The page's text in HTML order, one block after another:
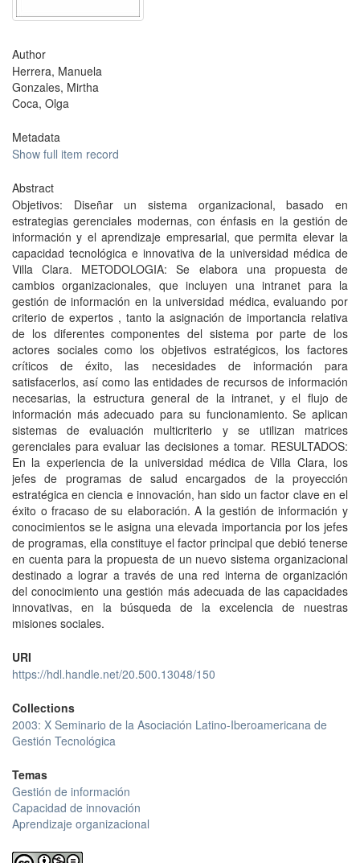
Author
Herrera, Manuela
Gonzales, Mirtha
Coca, Olga
Metadata
Show full item record
Abstract
Objetivos: Diseñar un sistema organizacional, basado en
estrategias gerenciales modernas, con énfasis en la gestión de
información y el aprendizaje empresarial, que permita elevar la
capacidad tecnológica e innovativa de la universidad médica de
Villa Clara. METODOLOGIA: Se elabora una propuesta de
cambios organizacionales, que incluyen una intranet para la
gestión de información en la universidad médica, evaluando por
criterio de expertos , tanto la asignación de importancia relativa
de los diferentes componentes del sistema por parte de los
actores sociales como los objetivos estratégicos, los factores
críticos de éxito, las necesidades de información para
satisfacerlos, así como las entidades de recursos de información
necesarias, la estructura general de la intranet, y el flujo de
información más adecuado para su funcionamiento. Se aplican
sistemas de evaluación multicriterio y se utilizan matrices
gerenciales para evaluar las decisiones a tomar. RESULTADOS:
En la experiencia de la universidad médica de Villa Clara, los
jefes de programas de salud encargados de la proyección
estratégica en ciencia e innovación, han sido un factor clave en el
éxito o fracaso de su elaboración. A la gestión de información y
conocimientos se le asigna una elevada importancia por los jefes
de programas, ella constituye el factor principal que debió tenerse
en cuenta para la propuesta de un nuevo sistema organizacional
destinado a lograr a través de una red interna de organización
del conocimiento una gestión más adecuada de las capacidades
innovativas, en la búsqueda de la excelencia de nuestras
misiones sociales.
URI
https://hdl.handle.net/20.500.13048/150
Collections
2003: X Seminario de la Asociación Latino-Iberoamericana de
Gestión Tecnológica
Temas
Gestión de información
Capacidad de innovación
Aprendizaje organizacional